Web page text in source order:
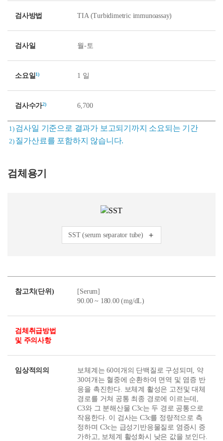
검사방법 TIA (Turbidimetric immunoassay)
검사일 월-토
소요일1) 1 일
검사수가2) 6,700
1) 검사일 기준으로 결과가 보고되기까지 소요되는 기간
2) 질가산료를 포함하지 않습니다.
검체용기
SST (serum separator tube)
참고치(단위)
[Serum]
90.00 ~ 180.00 (mg/dL)
검체취급방법
및 주의사항
임상적의의
보체계는 60여개의 단백질로 구성되며, 약
30여개는 혈중에 순환하여 면역 및 염증 반
응을 촉진한다. 보체계 활성은 고전및 대체
경로를 거쳐 공통 최종 경로에 이르는데,
C3와 그 분해산물 C3c는 두 경로 공통으로
작용한다. 이 검사는 C3c를 정량적으로 측
정하며 C3c는 급성기반응물질로 염증시 증
가하고, 보체계 활성화시 낮은 값을 보인다.